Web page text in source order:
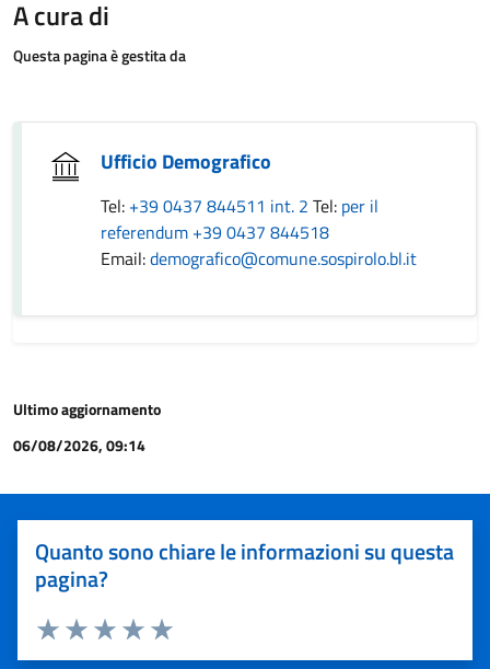
A cura di
Questa pagina è gestita da
Ufficio Demografico
Tel: +39 0437 844511 int. 2 Tel: per il
referendum +39 0437 844518
Email:demografico@comune.sospirolo.bl.it
Ultimo aggiornamento
06/08/2026, 09:14
Quanto sono chiare le informazioni su questa
pagina?
Valuta 5 stelle su 5
Valuta 4 stelle su 5
Valuta 3 stelle su 5
Valuta 2 stelle su 5
Valuta 1 stelle su 5